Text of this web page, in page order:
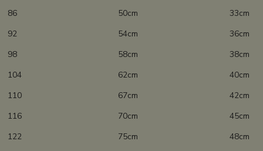
86 50cm 33cm
92 54cm 36cm
98 58cm 38cm
104 62cm 40cm
110 67cm 42cm
116 70cm 45cm
122 75cm 48cm